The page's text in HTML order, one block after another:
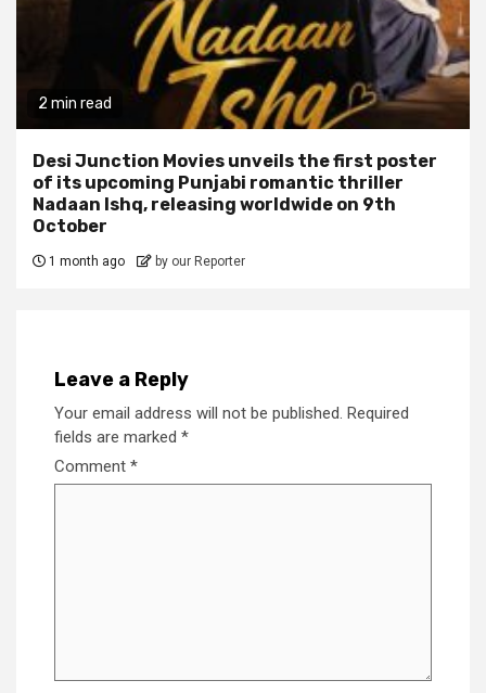
2 min read
Desi Junction Movies unveils the first poster
of its upcoming Punjabi romantic thriller
Nadaan Ishq, releasing worldwide on 9th
October
1 month ago by our Reporter
Leave a Reply
Your email address will not be published. Required
fields are marked *
Comment *